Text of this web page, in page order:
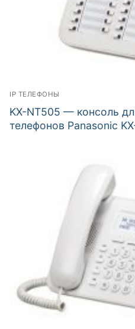
IP ТЕЛЕФОНЫ
KX-NT505 — консоль
телефонов Panasonic